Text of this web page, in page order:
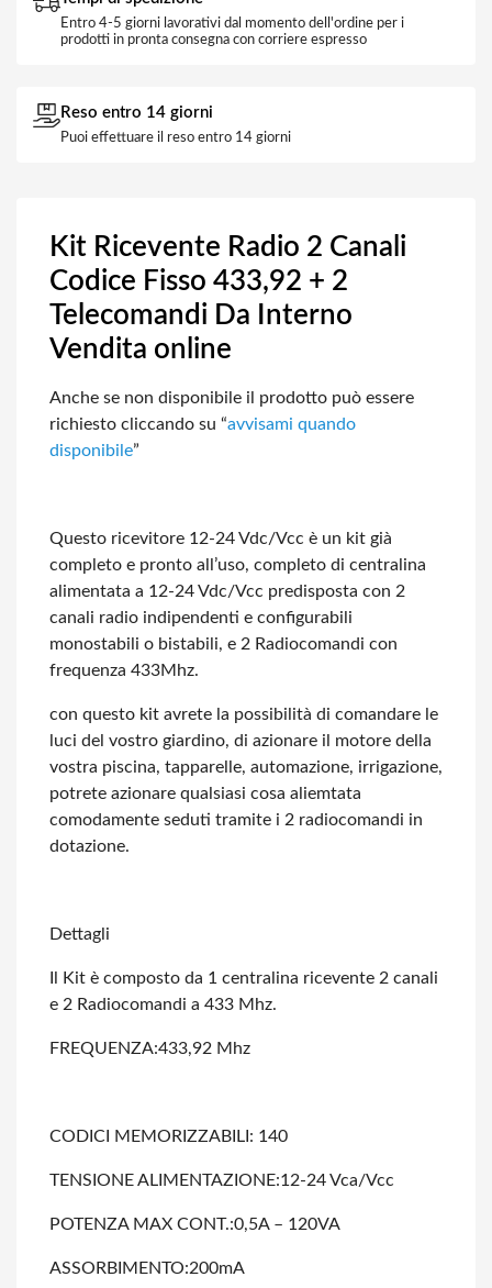
Entro 4-5 giorni lavorativi dal momento dell'ordine per i
prodotti in pronta consegna con corriere espresso
Reso entro 14 giorni
Puoi effettuare il reso entro 14 giorni
Kit Ricevente Radio 2 Canali
Codice Fisso 433,92 + 2
Telecomandi Da Interno
Vendita online
Anche se non disponibile il prodotto può essere
richiesto cliccando su “avvisami quando
disponibile”
Questo ricevitore 12-24 Vdc/Vcc è un kit già
completo e pronto all’uso, completo di centralina
alimentata a 12-24 Vdc/Vcc predisposta con 2
canali radio indipendenti e configurabili
monostabili o bistabili, e 2 Radiocomandi con
frequenza 433Mhz.
con questo kit avrete la possibilità di comandare le
luci del vostro giardino, di azionare il motore della
vostra piscina, tapparelle, automazione, irrigazione,
potrete azionare qualsiasi cosa aliemtata
comodamente seduti tramite i 2 radiocomandi in
dotazione.
Dettagli
Il Kit è composto da 1 centralina ricevente 2 canali
e 2 Radiocomandi a 433 Mhz.
FREQUENZA:433,92 Mhz
CODICI MEMORIZZABILI: 140
TENSIONE ALIMENTAZIONE:12-24 Vca/Vcc
POTENZA MAX CONT.:0,5A – 120VA
ASSORBIMENTO:200mA